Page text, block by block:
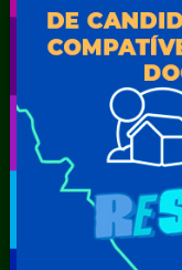
Saúde
Atos normativos
Central de Dúvidas
Convênios e
Transferências
Despesas
Diárias
parlamentares